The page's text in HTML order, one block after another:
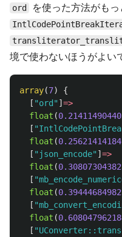
ord を使った方法がも
境で使わないほうがよい
array(7)
{
[ "ord" ] =>
float (
[
float (
[ "json_encode" ] =>
float (
[
float (
[
float (
[